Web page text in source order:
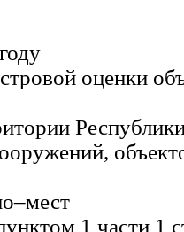
году
оценки
–мест
1 части 1